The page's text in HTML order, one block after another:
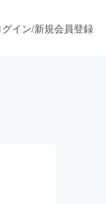
グイン/新規会員登録